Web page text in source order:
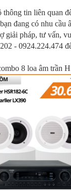
thông tin liên quan
đang có nhu cầu
giải pháp, tư vấn,
- 0924.224.474
8 loa âm trần